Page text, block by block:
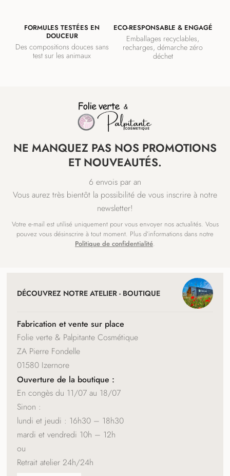
FORMULES TESTÉES EN
DOUCEUR
Des compositions douces sans
test sur les animaux
ECO-RESPONSABLE & ENGAGÉ
Emballages recyclables,
recharges, démarche zéro
déchet
NE MANQUEZ PAS NOS PROMOTIONS
ET NOUVEAUTÉS.
6 envois par an
Vous aurez très bientôt la possibilité de vous inscrire à notre
newsletter!
Votre e-mail est utilisé uniquement pour vous envoyer nos actualités. Vous
pouvez vous désinscrire à tout moment. Plus d’informations dans notre
Politique de confidentialité.
DÉCOUVREZ NOTRE ATELIER - BOUTIQUE
Fabrication et vente sur place
Folie verte & Palpitante Cosmétique
ZA Pierre Fondelle
01580 Izernore
Ouverture de la boutique :
En congès du 11/07 au 18/07
Sinon :
lundi et jeudi : 16h30 – 18h30
mardi et vendredi 10h – 12h
ou
Retrait atelier 24h/24h